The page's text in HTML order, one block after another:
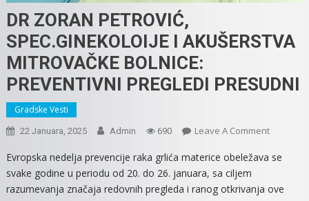
DR ZORAN PETROVIĆ,
SPEC.GINEKOLOIJE I AKUŠERSTVA
MITROVAČKE BOLNICE:
PREVENTIVNI PREGLEDI PRESUDNI
Gradske Vesti
22 Januara, 2025 Admin 690 Leave A CommentOn
ZORAN
Evropska nedelja prevencije raka grlića materice obeležava se
svake godine u periodu od 20. do 26. januara, sa ciljem
razumevanja značaja redovnih pregleda i ranog otkrivanja ove